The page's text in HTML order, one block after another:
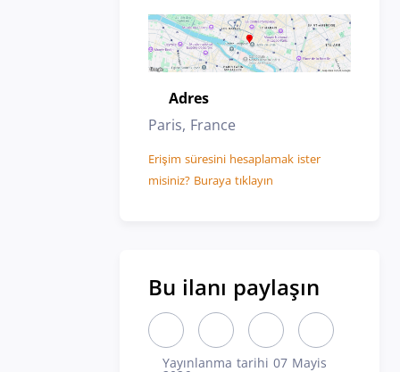
YerAdres
Paris, France
Erişim süresini hesaplamak ister
misiniz? Buraya tıklayın
Bu ilanı paylaşın
Bu ilanı LinkedIn'de paylaşın (yeni
Bu ilanı X'da paylaşın (yeni
Bu ilanıBu ilanı e-
Yayınlanma tarihi 07 Mayis